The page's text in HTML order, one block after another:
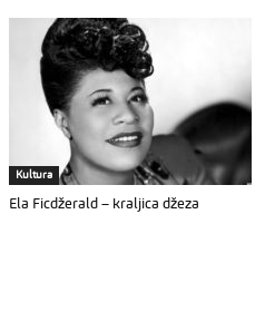
Kultura
Ela Ficdžerald – kraljica džeza